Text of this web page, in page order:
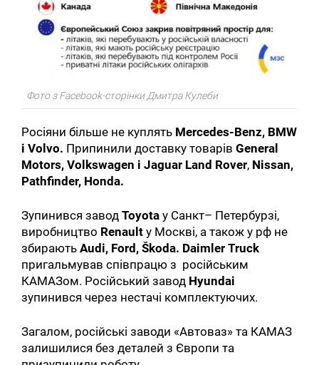
Фото з Facebook-сторінки Дмитра Кулеби
Росіяни більше не куплять Mercedes-Benz, BMW
і Volvo. Припинили доставку товарівGeneral
Motors, Volkswagen і Jaguar Land Rover, Nissan,
Pathfinder, Honda.
Зупинився заводToyotaу Санкт– Петербурзі,
виробництво Renaultу Москві, а також у рф не
збираютьAudi, Ford, Škoda. Daimler Truck
пригальмував співпрацю з російським
КАМАЗом. Російський завод Hyundai
зупинився через нестачі комплектуючих.
Загалом, російські заводи «Автоваз» та КАМАЗ
залишилися без деталей з Європи та